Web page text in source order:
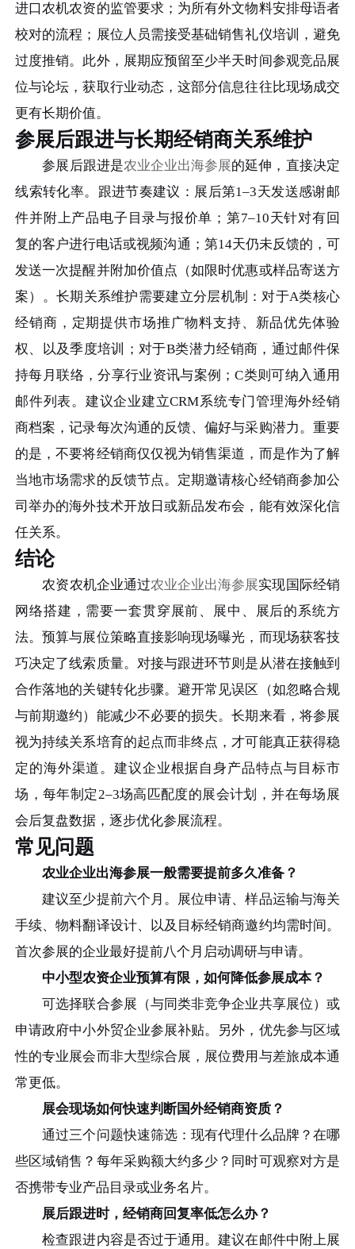
进口农机农资的监管要求；为所有外文物料安排母语者
校对的流程；展位人员需接受基础销售礼仪培训，避免
过度推销。此外，展期应预留至少半天时间参观竞品展
位与论坛，获取行业动态，这部分信息往往比现场成交
更有长期价值。
参展后跟进与长期经销商关系维护
参展后跟进是农业企业出海参展的延伸，直接决定
线索转化率。跟进节奏建议：展后第1–3天发送感谢邮
件并附上产品电子目录与报价单；第7–10天针对有回
复的客户进行电话或视频沟通；第14天仍未反馈的，可
发送一次提醒并附加价值点（如限时优惠或样品寄送方
案）。长期关系维护需要建立分层机制：对于A类核心
经销商，定期提供市场推广物料支持、新品优先体验
权、以及季度培训；对于B类潜力经销商，通过邮件保
持每月联络，分享行业资讯与案例；C类则可纳入通用
邮件列表。建议企业建立CRM系统专门管理海外经销
商档案，记录每次沟通的反馈、偏好与采购潜力。重要
的是，不要将经销商仅仅视为销售渠道，而是作为了解
当地市场需求的反馈节点。定期邀请核心经销商参加公
司举办的海外技术开放日或新品发布会，能有效深化信
任关系。
结论
农资农机企业通过农业企业出海参展实现国际经销
网络搭建，需要一套贯穿展前、展中、展后的系统方
法。预算与展位策略直接影响现场曝光，而现场获客技
巧决定了线索质量。对接与跟进环节则是从潜在接触到
合作落地的关键转化步骤。避开常见误区（如忽略合规
与前期邀约）能减少不必要的损失。长期来看，将参展
视为持续关系培育的起点而非终点，才可能真正获得稳
定的海外渠道。建议企业根据自身产品特点与目标市
场，每年制定2–3场高匹配度的展会计划，并在每场展
会后复盘数据，逐步优化参展流程。
常见问题
农业企业出海参展一般需要提前多久准备？
建议至少提前六个月。展位申请、样品运输与海关
手续、物料翻译设计、以及目标经销商邀约均需时间。
首次参展的企业最好提前八个月启动调研与申请。
中小型农资企业预算有限，如何降低参展成本？
可选择联合参展（与同类非竞争企业共享展位）或
申请政府中小外贸企业参展补贴。另外，优先参与区域
性的专业展会而非大型综合展，展位费用与差旅成本通
常更低。
展会现场如何快速判断国外经销商资质？
通过三个问题快速筛选：现有代理什么品牌？在哪
些区域销售？每年采购额大约多少？同时可观察对方是
否携带专业产品目录或业务名片。
展后跟进时，经销商回复率低怎么办？
检查跟进内容是否过于通用。建议在邮件中附上展